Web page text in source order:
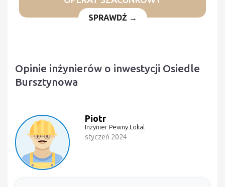
SPRAWDŹ →
Opinie inżynierów o inwestycji Osiedle
Bursztynowa
Piotr
Inżynier Pewny Lokal
styczeń 2024